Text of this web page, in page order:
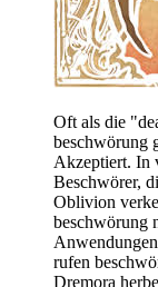
Oft als die
beschwörung
Akzeptiert. In
Beschwörer,
Oblivion
beschwörung
rufen
Dremora